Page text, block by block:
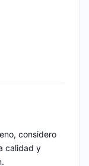
considero
calidad y